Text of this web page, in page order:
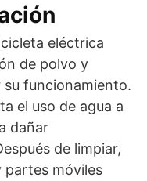
eléctrica
de polvo y
su funcionamiento.
el uso de agua a
dañar
de limpiar,
partes móviles